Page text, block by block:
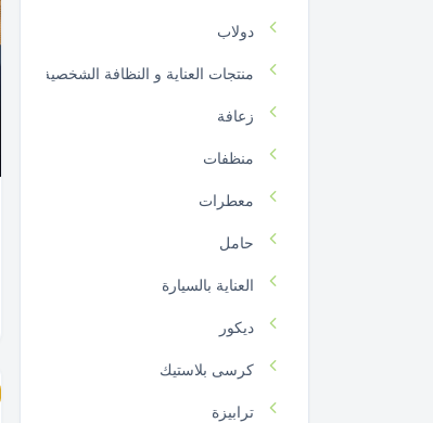
دولاب
منتجات العناية و النظافة الشخصية
زعافة
منظفات
معطرات
حامل
العناية بالسيارة
ديكور
كرسى بلاستيك
ترابيزة